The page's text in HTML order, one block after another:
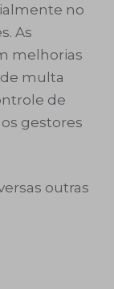
no
As
melhorias
multa
de
gestores
outras